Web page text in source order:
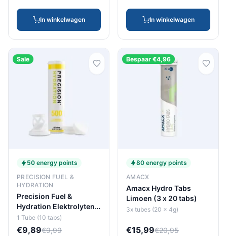
In winkelwagen In winkelwagen
Sale
50 energy points
PRECISION FUEL &
HYDRATION
Precision Fuel &
Hydration Elektrolyten
Tube Ph 500 (10 tabs)
1 Tube (10 tabs)
€9,89€9,99
Bespaar €4,96
80 energy points
AMACX
Amacx Hydro Tabs
Limoen (3 x 20 tabs)
3x tubes (20 x 4g)
€15,99€20,95